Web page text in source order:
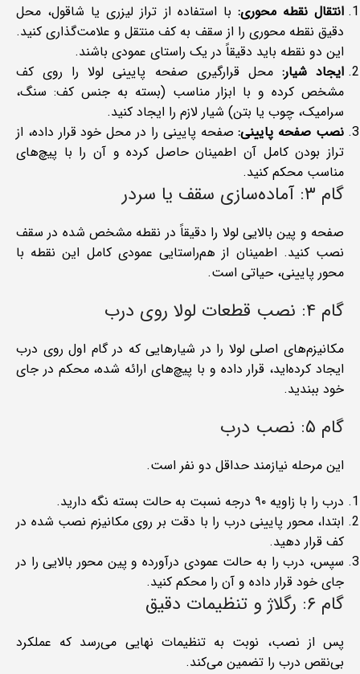
انتقال نقطه محوری: با استفاده از تراز لیزری یا شاقول، محل
دقیق نقطه محوری را از سقف به کف منتقل و علامت‌گذاری کنید.
این دو نقطه باید دقیقاً در یک راستای عمودی باشند.
ایجاد شیار: محل قرارگیری صفحه پایینی لولا را روی کف
مشخص کرده و با ابزار مناسب (بسته به جنس کف: سنگ،
سرامیک، چوب یا بتن) شیار لازم را ایجاد کنید.
نصب صفحه پایینی:صفحه پایینی را در محل خود قرار داده، از
تراز بودن کامل آن اطمینان حاصل کرده و آن را با پیچ‌های
مناسب محکم کنید.
گام ۳: آماده‌سازی سقف یا سردر
صفحه و پین بالایی لولا را دقیقاً در نقطه مشخص شده در سقف
نصب کنید. اطمینان از هم‌راستایی عمودی کامل این نقطه با
محور پایینی، حیاتی است.
گام ۴: نصب قطعات لولا روی درب
مکانیزم‌های اصلی لولا را در شیارهایی که در گام اول روی درب
ایجاد کرده‌اید، قرار داده و با پیچ‌های ارائه شده، محکم در جای
خود ببندید.
گام ۵: نصب درب
این مرحله نیازمند حداقل دو نفر است.
درب را با زاویه ۹۰ درجه نسبت به حالت بسته نگه دارید.
ابتدا، محور پایینی درب را با دقت بر روی مکانیزم نصب شده در
کف قرار دهید.
سپس، درب را به حالت عمودی درآورده و پین محور بالایی را در
جای خود قرار داده و آن را محکم کنید.
گام ۶: رگلاژ و تنظیمات دقیق
پس از نصب، نوبت به تنظیمات نهایی می‌رسد که عملکرد
بی‌نقص درب را تضمین می‌کند.